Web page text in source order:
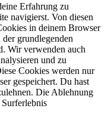
Erfahrung zu
navigierst. Von diesen
in deinem Browser
grundlegenden
Wir verwenden auch
und zu
Cookies werden nur
gespeichert. Du hast
Die Ablehnung